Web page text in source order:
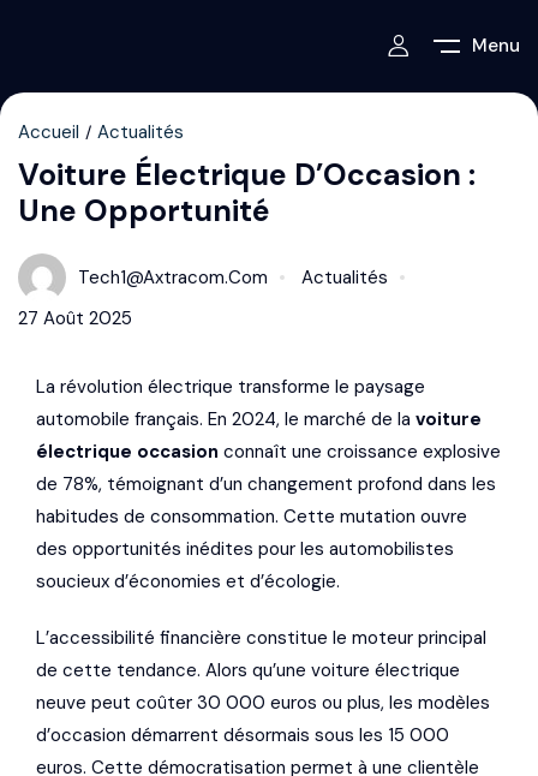
Menu
Accueil Actualités
Voiture Électrique D’Occasion :
Une Opportunité
Tech1@axtracom.com
Actualités
27 Août 2025
La révolution électrique transforme le paysage
automobile français. En 2024, le marché de la voiture
électrique occasion connaît une croissance explosive
de 78%, témoignant d’un changement profond dans les
habitudes de consommation. Cette mutation ouvre
des opportunités inédites pour les automobilistes
soucieux d’économies et d’écologie.
L’accessibilité financière constitue le moteur principal
de cette tendance. Alors qu’une voiture électrique
neuve peut coûter 30 000 euros ou plus, les modèles
d’occasion démarrent désormais sous les 15 000
euros. Cette démocratisation permet à une clientèle